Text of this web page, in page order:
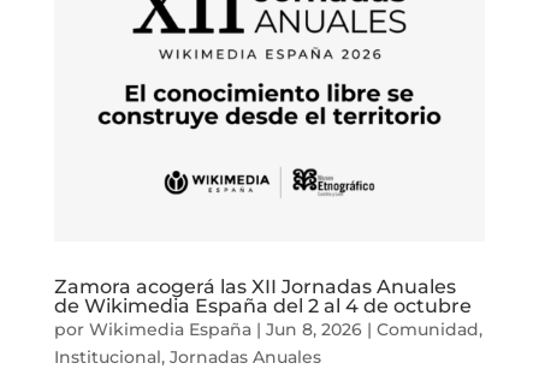
Zamora acogerá las XII Jornadas Anuales
de Wikimedia España del 2 al 4 de octubre
por Wikimedia España| Jun 8, 2026| Comunidad,
Institucional, Jornadas Anuales